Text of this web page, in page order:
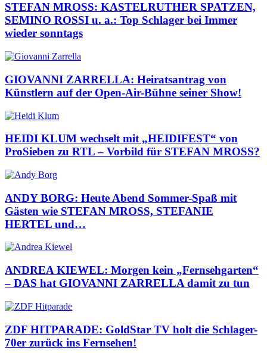
STEFAN MROSS: KASTELRUTHER SPATZEN,
SEMINO ROSSI u. a.: Top Schlager bei Immer
wieder sonntags
GIOVANNI ZARRELLA: Heiratsantrag von
Künstlern auf der Open-Air-Bühne seiner Show!
HEIDI KLUM wechselt mit „HEIDIFEST“ von
ProSieben zu RTL – Vorbild für STEFAN MROSS?
ANDY BORG: Heute Abend Sommer-Spaß mit
Gästen wie STEFAN MROSS, STEFANIE
HERTEL und…
ANDREA KIEWEL: Morgen kein „Fernsehgarten“
– DAS hat GIOVANNI ZARRELLA damit zu tun
ZDF HITPARADE: GoldStar TV holt die Schlager-
70er zurück ins Fernsehen!